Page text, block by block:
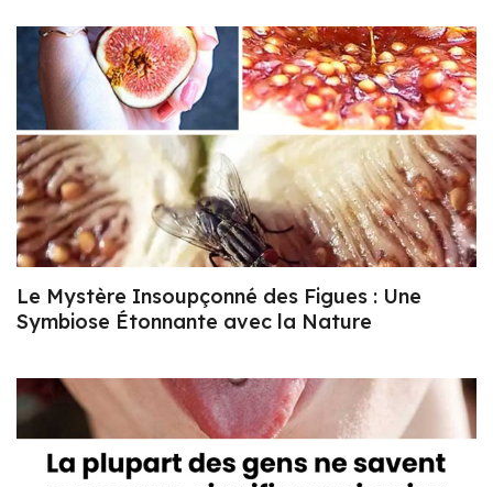
Le Mystère Insoupçonné des Figues : Une
Symbiose Étonnante avec la Nature